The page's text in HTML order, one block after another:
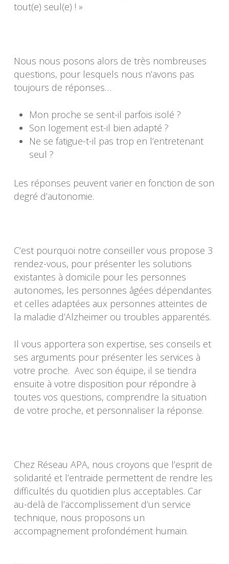
tout(e) seul(e) ! »
Nous nous posons alors de très nombreuses
questions, pour lesquels nous n’avons pas
toujours de réponses…
Mon proche se sent-il parfois isolé ?
Son logement est-il bien adapté ?
Ne se fatigue-t-il pas trop en l’entretenant
seul ?
Les réponses peuvent varier en fonction de son
degré d’autonomie.
C’est pourquoi notre conseiller vous propose 3
rendez-vous, pour présenter les solutions
existantes à domicile pour les personnes
autonomes, les personnes âgées dépendantes
et celles adaptées aux personnes atteintes de
la maladie d’Alzheimer ou troubles apparentés.
Il vous apportera son expertise, ses conseils et
ses arguments pour présenter les services à
votre proche. Avec son équipe, il se tiendra
ensuite à votre disposition pour répondre à
toutes vos questions, comprendre la situation
de votre proche, et personnaliser la réponse.
Chez Réseau APA, nous croyons que l’esprit de
solidarité et l’entraide permettent de rendre les
difficultés du quotidien plus acceptables. Car
au-delà de l’accomplissement d’un service
technique, nous proposons un
accompagnement profondément humain.